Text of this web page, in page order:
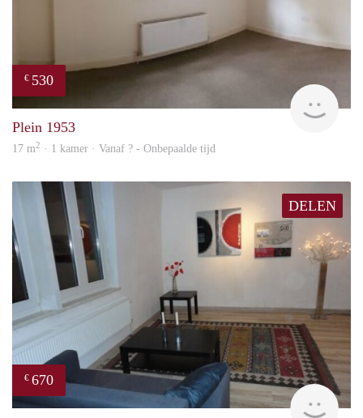
€ 530
Plein 1953
17 m2 · 1 kamer · Vanaf ? - Onbepaalde tijd
DELEN
€ 670